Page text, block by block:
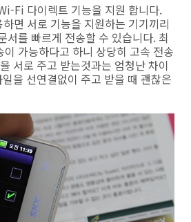
Fi 다이렉트 기능을 지원 합니다.
면 서로 기능을 지원하는 기기끼리
서를 빠르게 전송할 수 있습니다. 최
가능하다고 하니 상당히 고속 전송
서로 주고 받는것과는 엄청난 차이
을 선연결없이 주고 받을 때 괜찮은